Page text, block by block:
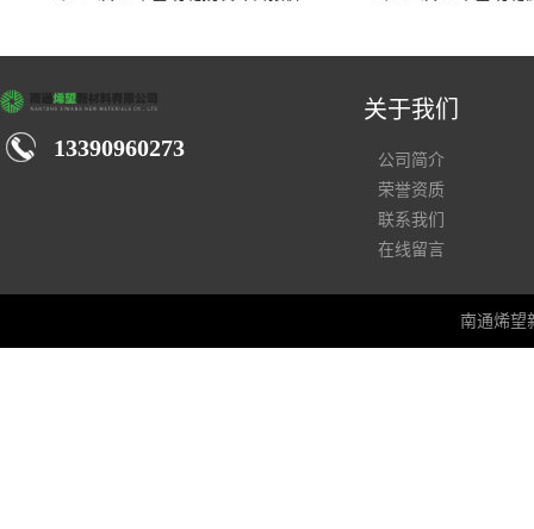
13390960273
关于我们
公司简介
荣誉资质
联系我们
在线留言
南通烯望